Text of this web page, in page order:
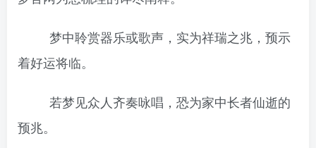
梦中聆赏器乐或歌声，实为祥瑞之兆，预示
着好运将临。
若梦见众人齐奏咏唱，恐为家中长者仙逝的
预兆。